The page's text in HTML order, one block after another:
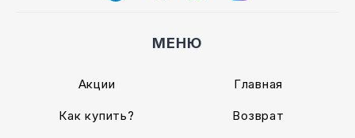
МЕНЮ
Акции Главная
Как купить? Возврат